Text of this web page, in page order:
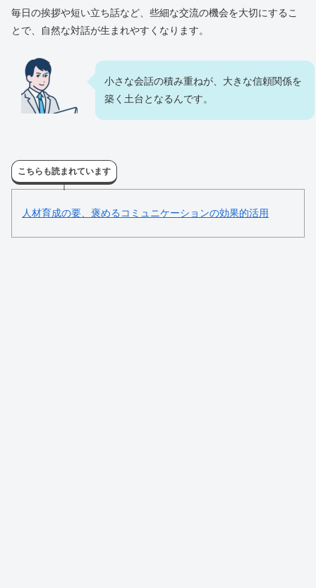
毎日の挨拶や短い立ち話など、些細な交流の機会を大切にするこ
とで、自然な対話が生まれやすくなります。
小さな会話の積み重ねが、大きな信頼関係を
築く土台となるんです。
こちらも読まれています
人材育成の要、褒めるコミュニケーションの効果的活用